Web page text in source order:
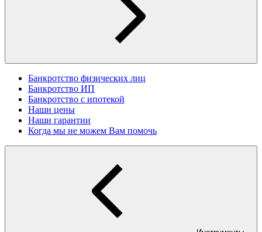
Банкротство физических лиц
Банкротство ИП
Банкротство с ипотекой
Наши цены
Наши гарантии
Когда мы не можем Вам помочь